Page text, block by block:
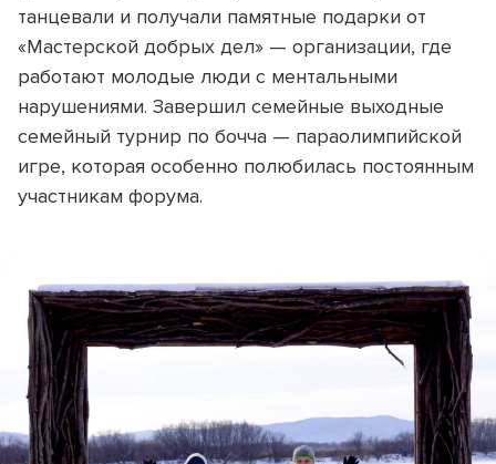
танцевали и получали памятные подарки от
«Мастерской добрых дел» — организации, где
работают молодые люди с ментальными
нарушениями. Завершил семейные выходные
семейный турнир по бочча — параолимпийской
игре, которая особенно полюбилась постоянным
участникам форума.